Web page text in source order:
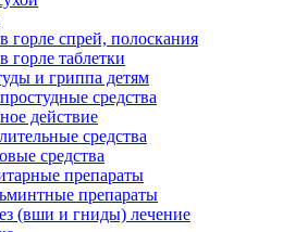
горле спрей, полоскания
горле таблетки
и гриппа детям
средства
действие
средства
средства
препараты
препараты
(вши и гниды) лечение